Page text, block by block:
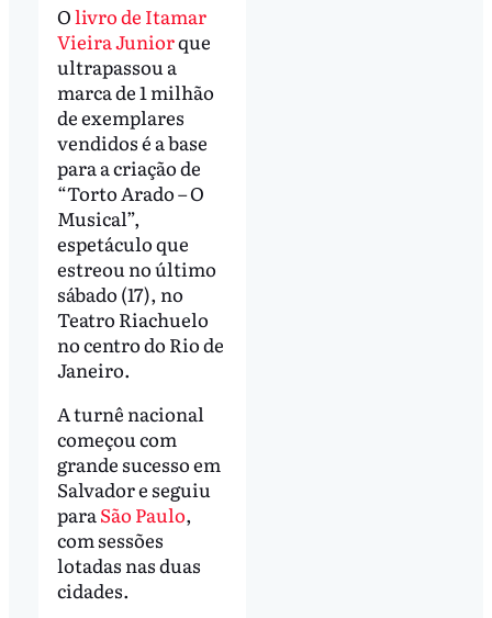
Olivro de Itamar
Vieira Juniorque
ultrapassou a
marca de 1 milhão
de exemplares
vendidos é a base
para a criação de
“Torto Arado – O
Musical”,
espetáculo que
estreou no último
sábado (17), no
Teatro Riachuelo
no centro do Rio de
Janeiro.
A turnê nacional
começou com
grande sucesso em
Salvador e seguiu
para São Paulo,
com sessões
lotadas nas duas
cidades.